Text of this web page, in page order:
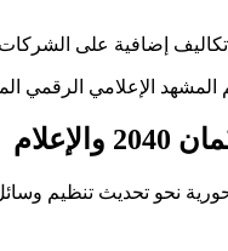
إضافية على
المشهد الإعلامي
نحو تحديث تنظيم